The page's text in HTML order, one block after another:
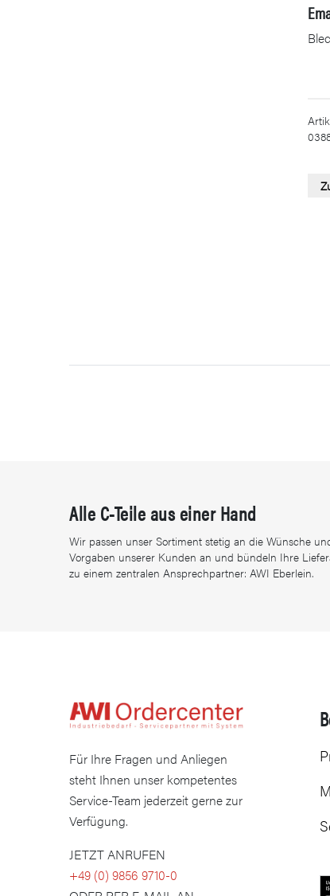
Alle C-Teile aus einer Hand
Wir passen unser Sortiment stetig an die Wünsche
Vorgaben unserer Kunden an und bündeln Ihre
zu einem zentralen Ansprechpartner: AWI Eberlein.
Für Ihre Fragen und Anliegen
steht Ihnen unser kompetentes
Service-Team jederzeit gerne zur
Verfügung.
JETZT ANRUFEN
+49 (0) 9856 9710-0